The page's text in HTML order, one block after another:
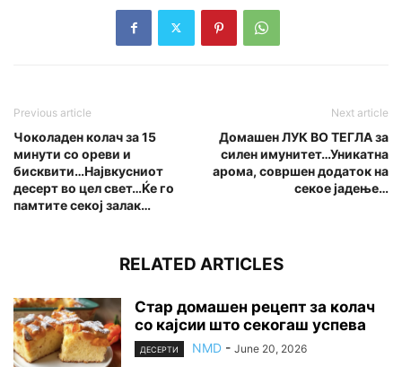
Previous article
Чоколаден колач за 15
минути со ореви и
бисквити…Највкусниот
десерт во цел свет…Ќе го
памтите секој залак…
Next article
Домашен ЛУК ВО ТЕГЛА за
силен имунитет…Уникатна
арома, совршен додаток на
секое јадење…
RELATED ARTICLES
Стар домашен рецепт за колач
со кајсии што секогаш успева
ДЕСЕРТИ NMD - June 20, 2026